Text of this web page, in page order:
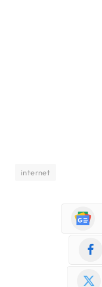
internet